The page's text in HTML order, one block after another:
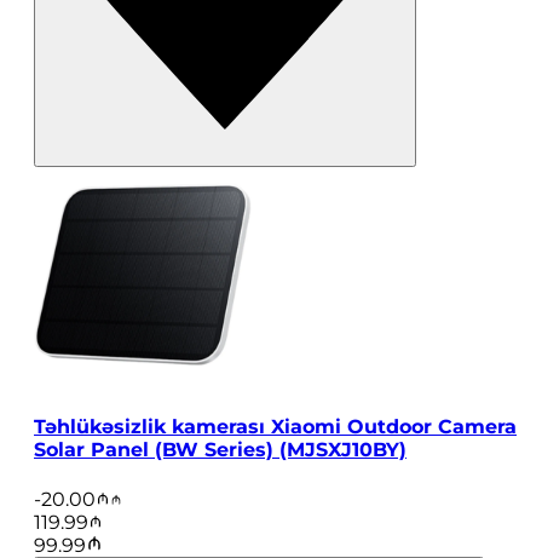
Təhlükəsizlik kamerası Xiaomi Outdoor Camera
Solar Panel (BW Series) (MJSXJ10BY)
-20.00
119.99
99.99